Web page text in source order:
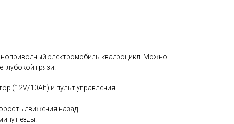
электромобиль квадроцикл. Можно
грязи.
(12V/10Ah) и пульт управления.
движения назад.
езды.